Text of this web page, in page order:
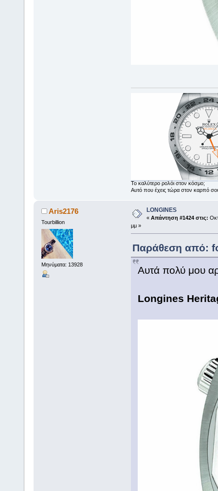
Το καλύτερο ρολόι στον κόσμο;
Αυτό που έχεις τώρα στον καρπό
Aris2176
Tourbillion
Μηνύματα: 13928
LONGINES
« Απάντηση #1424 στις:
μμ »
Παράθεση από:
Αυτά πολύ μου
Longines